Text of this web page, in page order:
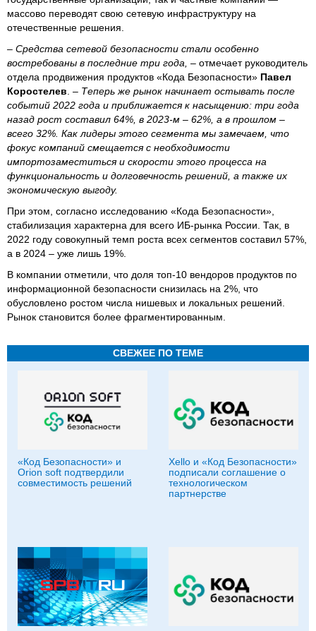
массово переводят свою сетевую инфраструктуру на
отечественные решения.
– Средства сетевой безопасности стали особенно
востребованы в последние три года, – отмечает руководитель
отдела продвижения продуктов «Кода Безопасности» Павел
Коростелев – Теперь же рынок начинает остывать после
событий 2022 года и приближается к насыщению: три года
назад рост составил 64%, в 2023-м – 62%, а в прошлом –
всего 32%. Как лидеры этого сегмента мы замечаем, что
фокус компаний смещается с необходимости
импортозаместиться и скорости этого процесса на
функциональность и долговечность решений, а также их
экономическую выгоду.
При этом, согласно исследованию «Кода Безопасности»,
стабилизация характерна для всего ИБ-рынка России. Так, в
2022 году совокупный темп роста всех сегментов составил 57%,
а в 2024 – уже лишь 19%.
В компании отметили, что доля топ-10 вендоров продуктов по
информационной безопасности снизилась на 2%, что
обусловлено ростом числа нишевых и локальных решений.
Рынок становится более фрагментированным.
СВЕЖЕЕ ПО ТЕМЕ
«Код Безопасности» и
Orion soft подтвердили
совместимость решений
Xello и «Код Безопасности»
подписали соглашение о
технологическом
партнерстве